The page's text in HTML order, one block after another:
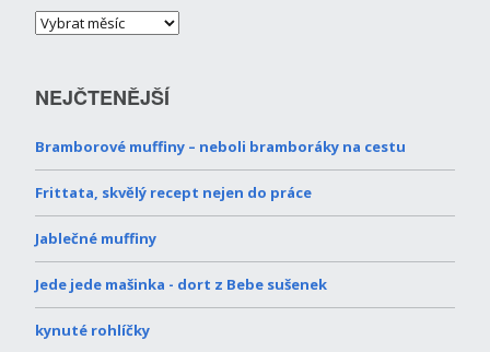
NEJČTENĚJŠÍ
Bramborové muffiny – neboli bramboráky na cestu
Frittata, skvělý recept nejen do práce
Jablečné muffiny
Jede jede mašinka - dort z Bebe sušenek
kynuté rohlíčky